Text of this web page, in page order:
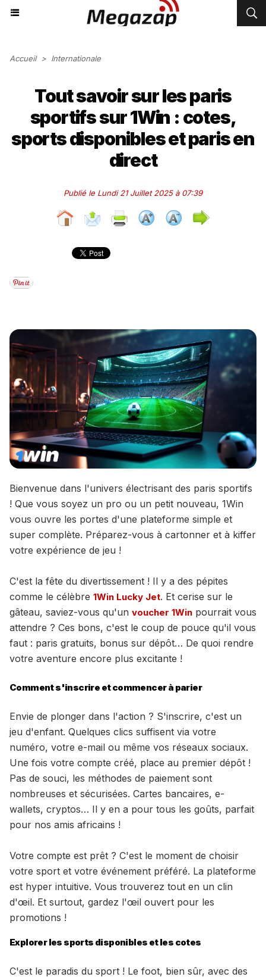
Accueil > Internationale
Tout savoir sur les paris
sportifs sur 1Win : cotes,
sports disponibles et paris en
direct
Publié le Lundi 21 Juillet 2025 à 07:39
Bienvenue dans l'univers électrisant des paris sportifs
! Que vous soyez un pro ou un petit nouveau, 1Win
vous ouvre les portes d'une plateforme simple et
super complète. Préparez-vous à cartonner et à kiffer
votre expérience de jeu !
C'est la fête du divertissement ! Il y a des pépites
comme le célèbre 1Win Lucky Jet. Et cerise sur le
gâteau, saviez-vous qu'un voucher 1Win pourrait vous
attendre ? Ces bons, c'est le coup de pouce qu'il vous
faut : paris gratuits, bonus sur dépôt… De quoi rendre
votre aventure encore plus excitante !
Comment s'inscrire et commencer à parier
Envie de plonger dans l'action ? S'inscrire, c'est un
jeu d'enfant. Quelques clics suffisent via votre
numéro, votre e-mail ou même vos réseaux sociaux.
Une fois votre compte créé, place au premier dépôt !
Pas de souci, les méthodes de paiement sont
nombreuses et sécurisées. Cartes bancaires, e-
wallets, cryptos… Il y en a pour tous les goûts, parfait
pour nos amis africains !
Votre compte est prêt ? C'est le moment de choisir
votre sport et votre événement préféré. La plateforme
est hyper intuitive. Vous trouverez tout en un clin
d'œil. Et surtout, gardez l'œil ouvert pour les
promotions !
Explorer les sports disponibles et les cotes
C'est le paradis du sport ! Le foot, bien sûr, avec des